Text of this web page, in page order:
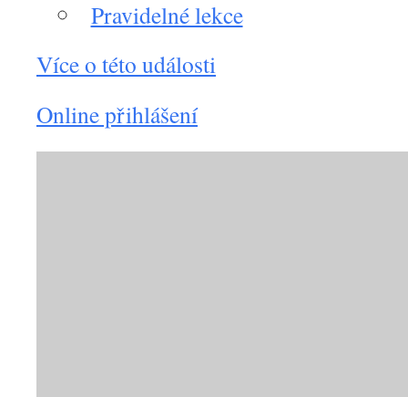
Pravidelné lekce
Více o této události
Online přihlášení